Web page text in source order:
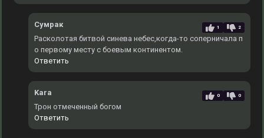
Сумрак 1 2
Расколотая битвой синева небес,когда-то соперничала п
о первому месту с боевым континентом.
Ответить
Kara 0 0
Трон отмеченный богом
Ответить